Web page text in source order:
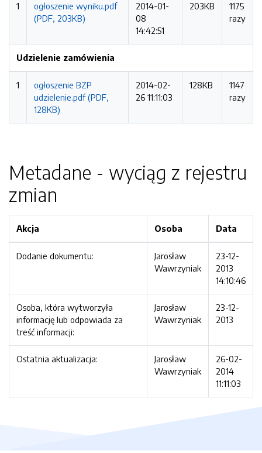
1
ogłoszenie wyniku.pdf
(PDF, 203KB)
2014-01-
08
14:42:51
203KB
1175
razy
Udzielenie zamówienia
1
ogłoszenie BZP
udzielenie.pdf (PDF,
128KB)
2014-02-
26 11:11:03
128KB
1147
razy
Metadane - wyciąg z rejestru
zmian
Akcja Osoba Data
Dodanie dokumentu:
Jarosław
Wawrzyniak
23-12-
2013
14:10:46
Osoba, która wytworzyła
informację lub odpowiada za
treść informacji:
Jarosław
Wawrzyniak
23-12-
2013
Ostatnia aktualizacja:
Jarosław
Wawrzyniak
26-02-
2014
11:11:03